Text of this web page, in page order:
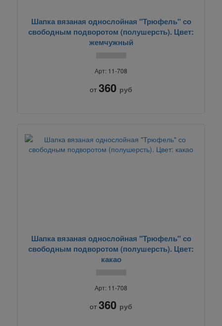
Шапка вязаная однослойная "Трюфель" со
свободным подворотом (полушерсть). Цвет:
жемчужный
Арт: 11-708
от 360 руб
Шапка вязаная однослойная "Трюфель" со
свободным подворотом (полушерсть). Цвет:
какао
Арт: 11-708
от 360 руб